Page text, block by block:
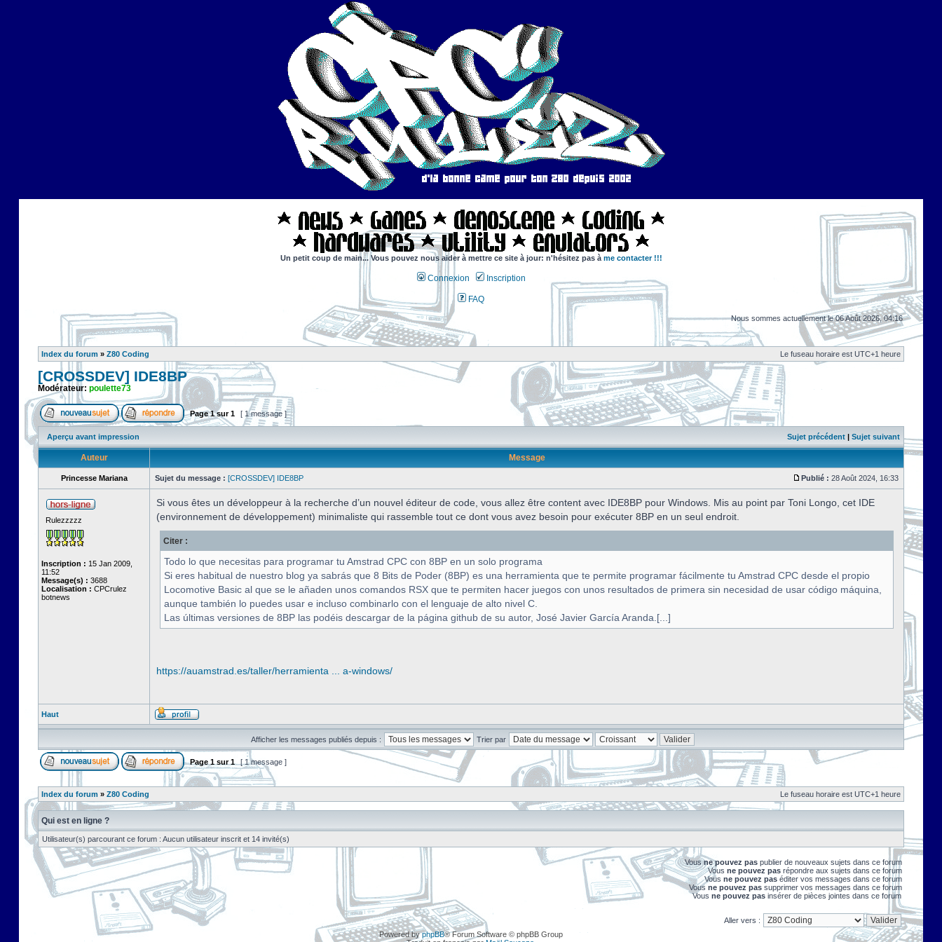
Un petit coup de main... Vous pouvez nous aider à mettre ce site à jour: n'hésitez pas à me contacter !!!
Connexion Inscription
FAQ
Nous sommes actuellement le 06 Août 2026, 04:16
Index du forum » Z80 Coding Le fuseau horaire est UTC+1 heure
[CROSSDEV] IDE8BP
Modérateur: poulette73
Page1sur1 [ 1 message ]
Aperçu avant impression Sujet précédent | Sujet suivant
Auteur Message
Princesse Mariana Sujet du message : [CROSSDEV] IDE8BP Publié : 28 Août 2024, 16:33
Rulezzzzz
Inscription : 15 Jan 2009,
11:52
Message(s) : 3688
Localisation : CPCrulez
botnews
Si vous êtes un développeur à la recherche d’un nouvel éditeur de code, vous allez être content avec IDE8BP pour Windows. Mis au point par Toni Longo, cet IDE
(environnement de développement) minimaliste qui rassemble tout ce dont vous avez besoin pour exécuter 8BP en un seul endroit.
Citer :
Todo lo que necesitas para programar tu Amstrad CPC con 8BP en un solo programa
Si eres habitual de nuestro blog ya sabrás que 8 Bits de Poder (8BP) es una herramienta que te permite programar fácilmente tu Amstrad CPC desde el propio
Locomotive Basic al que se le añaden unos comandos RSX que te permiten hacer juegos con unos resultados de primera sin necesidad de usar código máquina,
aunque también lo puedes usar e incluso combinarlo con el lenguaje de alto nivel C.
Las últimas versiones de 8BP las podéis descargar de la página github de su autor, José Javier García Aranda.[...]
https://auamstrad.es/taller/herramienta ... a-windows/
Haut
Afficher les messages publiés depuis : Trier par
Page 1 sur1 [ 1 message ]
Index du forum » Z80 Coding Le fuseau horaire est UTC+1 heure
Qui est en ligne ?
Utilisateur(s) parcourant ce forum : Aucun utilisateur inscrit et 14 invité(s)
Vousne pouvez pas publier de nouveaux sujets dans ce forum
Vous ne pouvez pas répondre aux sujets dans ce forum
Vous ne pouvez pas éditer vos messages dans ce forum
Vous ne pouvez pas supprimer vos messages dans ce forum
Vous ne pouvez pas insérer de pièces jointes dans ce forum
Aller vers :
Powered byphpBB® Forum Software © phpBB Group